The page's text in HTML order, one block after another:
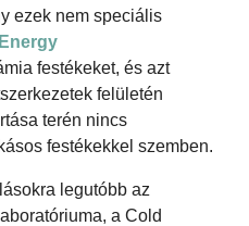
ezek nem speciális
festékeket, és azt
felületén
terén nincs
festékekkel szemben.
legutóbb az
a Cold